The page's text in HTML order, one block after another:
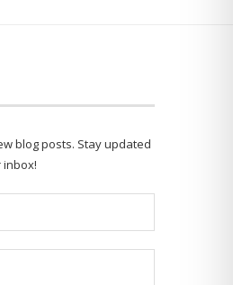
blog posts. Stay updated